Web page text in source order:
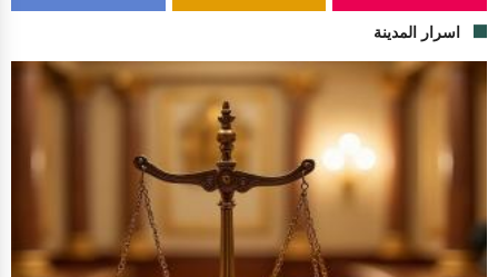
اسرار المدينة